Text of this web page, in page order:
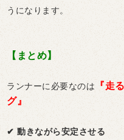
うになります。
【まとめ】
ランナーに必要なのは 『走
グ』
✔︎ 動きながら安定させる